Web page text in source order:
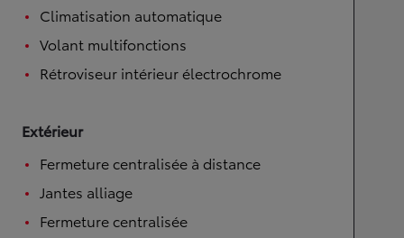
Climatisation automatique
Volant multifonctions
Rétroviseur intérieur électrochrome
Extérieur
Fermeture centralisée à distance
Jantes alliage
Fermeture centralisée